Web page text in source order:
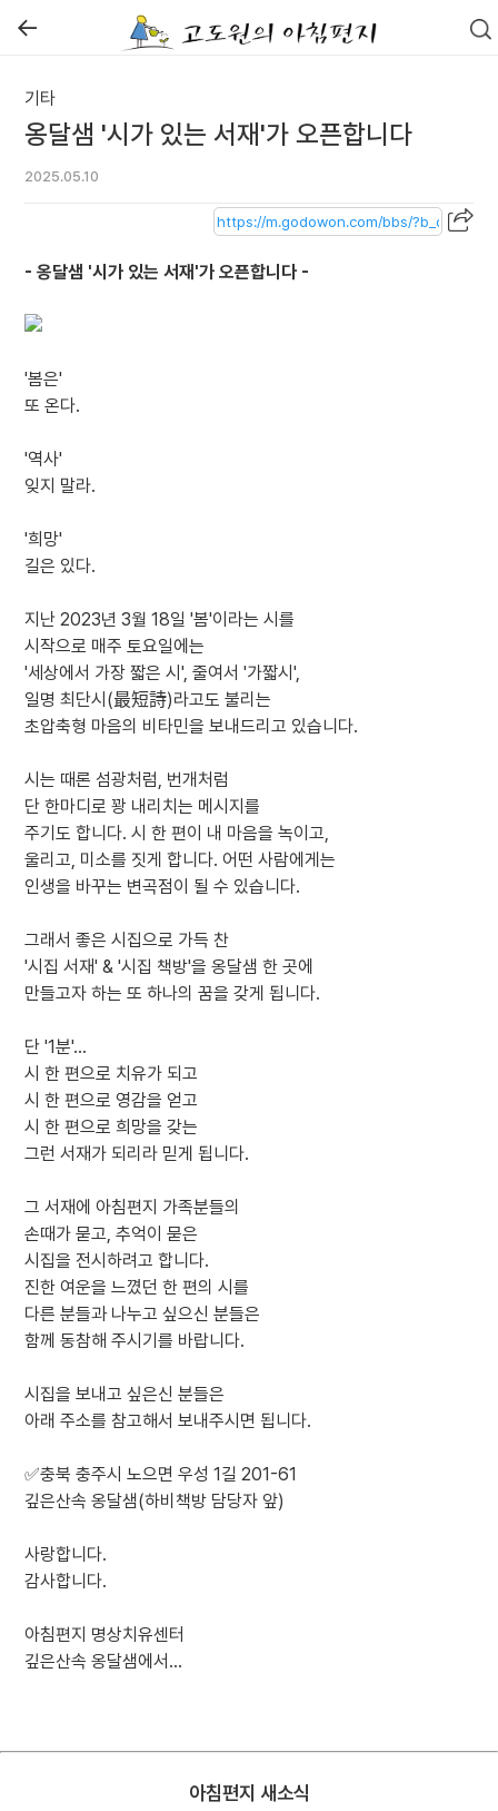
←
기타
옹달샘 '시가 있는 서재'가 오픈합니다
2025.05.10
- 옹달샘 '시가 있는 서재'가 오픈합니다 -
'봄은'
또 온다.
'역사'
잊지 말라.
'희망'
길은 있다.
지난 2023년 3월 18일 '봄'이라는 시를
시작으로 매주 토요일에는
'세상에서 가장 짧은 시', 줄여서 '가짧시',
일명 최단시(最短詩)라고도 불리는
초압축형 마음의 비타민을 보내드리고 있습니다.
시는 때론 섬광처럼, 번개처럼
단 한마디로 꽝 내리치는 메시지를
주기도 합니다. 시 한 편이 내 마음을 녹이고,
울리고, 미소를 짓게 합니다. 어떤 사람에게는
인생을 바꾸는 변곡점이 될 수 있습니다.
그래서 좋은 시집으로 가득 찬
'시집 서재' & '시집 책방'을 옹달샘 한 곳에
만들고자 하는 또 하나의 꿈을 갖게 됩니다.
단 '1분'...
시 한 편으로 치유가 되고
시 한 편으로 영감을 얻고
시 한 편으로 희망을 갖는
그런 서재가 되리라 믿게 됩니다.
그 서재에 아침편지 가족분들의
손때가 묻고, 추억이 묻은
시집을 전시하려고 합니다.
진한 여운을 느꼈던 한 편의 시를
다른 분들과 나누고 싶으신 분들은
함께 동참해 주시기를 바랍니다.
시집을 보내고 싶은신 분들은
아래 주소를 참고해서 보내주시면 됩니다.
✅충북 충주시 노으면 우성 1길 201-61
깊은산속 옹달샘(하비책방 담당자 앞)
사랑합니다.
감사합니다.
아침편지 명상치유센터
깊은산속 옹달샘에서...
아침편지 새소식